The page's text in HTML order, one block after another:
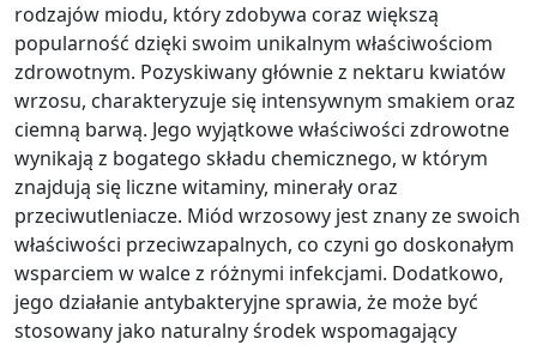
rodzajów miodu, który zdobywa coraz większą
popularność dzięki swoim unikalnym właściwościom
zdrowotnym. Pozyskiwany głównie z nektaru kwiatów
wrzosu, charakteryzuje się intensywnym smakiem oraz
ciemną barwą. Jego wyjątkowe właściwości zdrowotne
wynikają z bogatego składu chemicznego, w którym
znajdują się liczne witaminy, minerały oraz
przeciwutleniacze. Miód wrzosowy jest znany ze swoich
właściwości przeciwzapalnych, co czyni go doskonałym
wsparciem w walce z różnymi infekcjami. Dodatkowo,
jego działanie antybakteryjne sprawia, że może być
stosowany jako naturalny środek wspomagający